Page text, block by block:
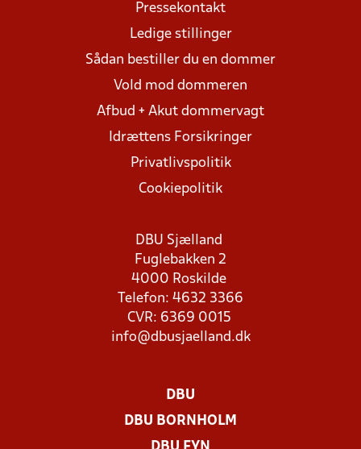
Pressekontakt
Ledige stillinger
Sådan bestiller du en dommer
Vold mod dommeren
Afbud + Akut dommervagt
Idrættens Forsikringer
Privatlivspolitik
Cookiepolitik
DBU Sjælland
Fuglebakken 2
4000 Roskilde
Telefon: 4632 3366
CVR: 6369 0015
info@dbusjaelland.dk
DBU
DBU BORNHOLM